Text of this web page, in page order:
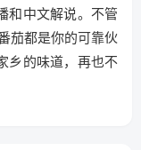
和中文解说。不管
茄都是你的可靠伙
乡的味道，再也不